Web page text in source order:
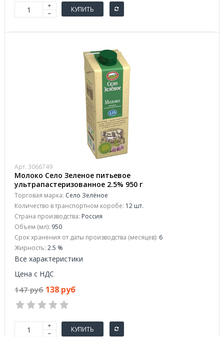
КУПИТЬ
Арт. 3066749
Молоко Село Зеленое питьевое
ультрапастеризованное 2.5% 950 г
Торговая марка: Село Зелёное
Количество в транспортном коробе: 12 шт.
Страна производства: Россия
Объем (мл): 950
Срок хранения от даты производства (месяцев): 6
Жирность: 2.5 %
Все характеристики
Цена с НДС
147 руб 138 руб
КУПИТЬ